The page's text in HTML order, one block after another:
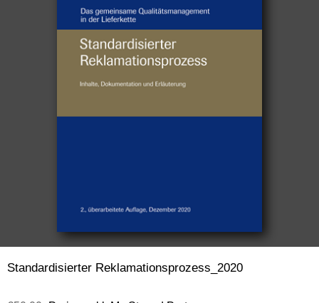
Standardisierter Reklamationsprozess_2020